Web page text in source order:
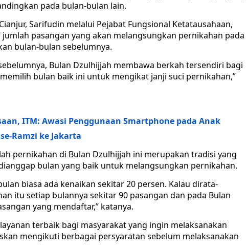
pada bulan-bulan lain.
Sarifudin melalui Pejabat Fungsional Ketatausahaan,
pasangan yang akan melangsungkan pernikahan pada
bulan-bulan sebelumnya.
Bulan Dzulhijjah membawa berkah tersendiri bagi
bulan baik ini untuk mengikat janji suci pernikahan,”
ITM: Awasi Penggunaan Smartphone pada Anak
Ramzi ke Jakarta
pernikahan di Bulan Dzulhijjah ini merupakan tradisi yang
bulan yang baik untuk melangsungkan pernikahan.
biasa ada kenaikan sekitar 20 persen. Kalau dirata-
itu setiap bulannya sekitar 90 pasangan dan pada Bulan
yang mendaftar,” katanya.
terbaik bagi masyarakat yang ingin melaksanakan
mengikuti berbagai persyaratan sebelum melaksanakan